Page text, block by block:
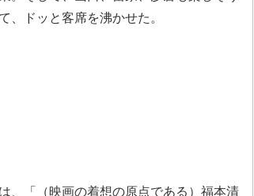
ドッと客席を沸かせた。
、「（映画の着想の原点である）福本清